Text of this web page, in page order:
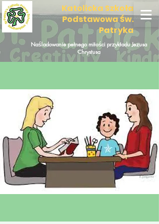
Katolicka Szkoła
Podstawowa Św.
Patryka
Naśladowanie pełnego miłości przykładu Jezusa
Chrystusa